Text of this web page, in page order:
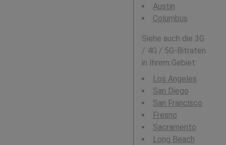
Austin
Columbus
Siehe auch die 3G
/ 4G / 5G-Bitraten
in Ihrem Gebiet:
Los Angeles
San Diego
San Francisco
Fresno
Sacramento
Long Beach